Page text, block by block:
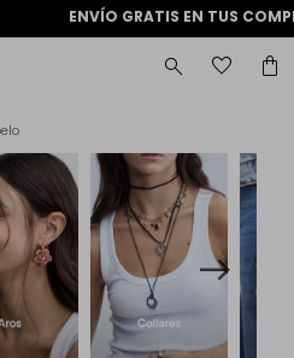
ENVÍO GRATIS EN TUS